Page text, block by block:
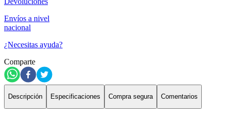
Envíos a nivel
nacional
¿Necesitas ayuda?
Comparte
Descripción Especificaciones Compra segura Comentarios